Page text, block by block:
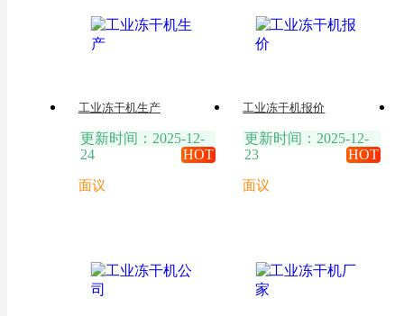
工业冻干机生产
更新时间：2025-12-
24
HOT
面议
工业冻干机报价
更新时间：2025-12-
23
HOT
面议